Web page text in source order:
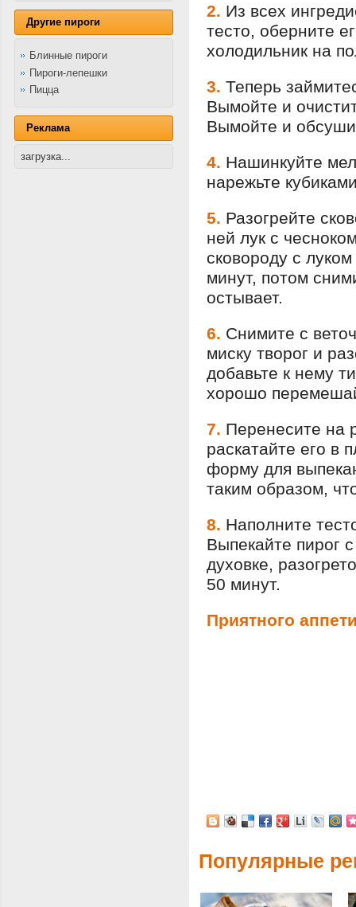
Другие пироги
Блинные пироги
Пироги-лепешки
Пицца
Реклама
загрузка...
2. Из всех
тесто, оберните
холодильник на
3. Теперь
Вымойте и
Вымойте и
4. Нашинкуйте
нарежьте
5. Разогрейте
ней лук с
сковороду с
минут, потом
остывает.
6. Снимите с
миску творог и
добавьте к нему
хорошо
7. Перенесите на
раскатайте его в
форму для
таким образом,
8. Наполните
Выпекайте пирог
духовке,
50 минут.
Приятного
Популярные